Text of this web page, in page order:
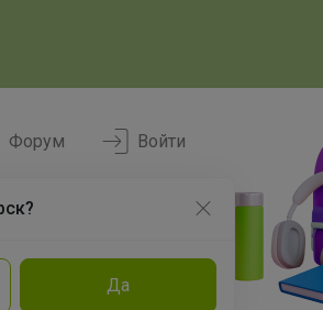
Форум
Да
Войти
Эксперты